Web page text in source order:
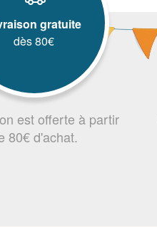
gratuite
dès 80€
est offerte à partir
80€ d'achat.